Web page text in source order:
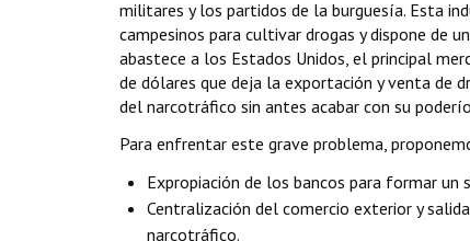
militares y los partidos de la burguesía. Esta
campesinos para cultivar drogas y dispone de
abastece a los Estados Unidos, el principal
de dólares que deja la exportación y venta de
del narcotráfico sin antes acabar con su
Para enfrentar este grave problema,
Expropiación de los bancos para formar
Centralización del comercio exterior y
narcotráfico.